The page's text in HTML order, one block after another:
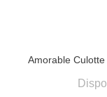
Amorable